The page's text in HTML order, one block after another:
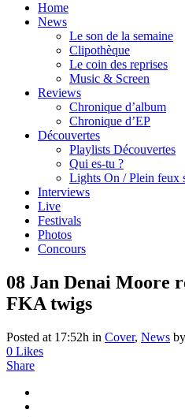
Home
News
Le son de la semaine
Clipothèque
Le coin des reprises
Music & Screen
Reviews
Chronique d’album
Chronique d’EP
Découvertes
Playlists Découvertes
Qui es-tu ?
Lights On / Plein feux
Interviews
Live
Festivals
Photos
Concours
08 Jan Denai Moore
FKA twigs
Posted at 17:52h in Cover, News by
0 Likes
Share